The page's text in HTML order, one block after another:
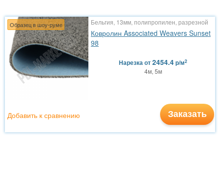
Образец в шоу-руме Бельгия, 13мм, полипропилен, разрезной
Ковролин Associated Weavers Sunset
98
Нарезкаот2454.4р/м2
4м, 5м
Заказать
Добавить к сравнению